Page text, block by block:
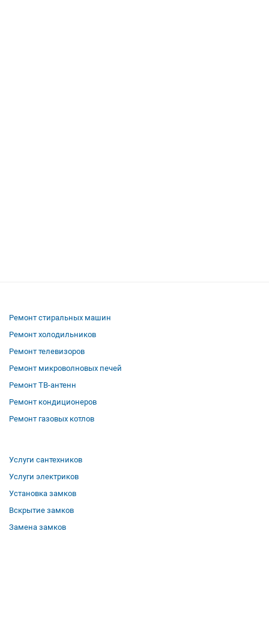
Ремонт стиральных машин
Ремонт холодильников
Ремонт телевизоров
Ремонт микроволновых печей
Ремонт ТВ-антенн
Ремонт кондиционеров
Ремонт газовых котлов
Услуги сантехников
Услуги электриков
Установка замков
Вскрытие замков
Замена замков